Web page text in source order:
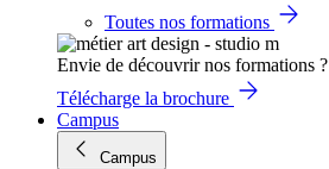
Toutes nos formations
Envie de découvrir nos formations ?
Télécharge la brochure
Campus
Campus